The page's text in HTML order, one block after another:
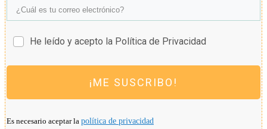
He leído y acepto la Política de Privacidad
¡ME SUSCRIBO!
Es necesario aceptar la política de privacidad